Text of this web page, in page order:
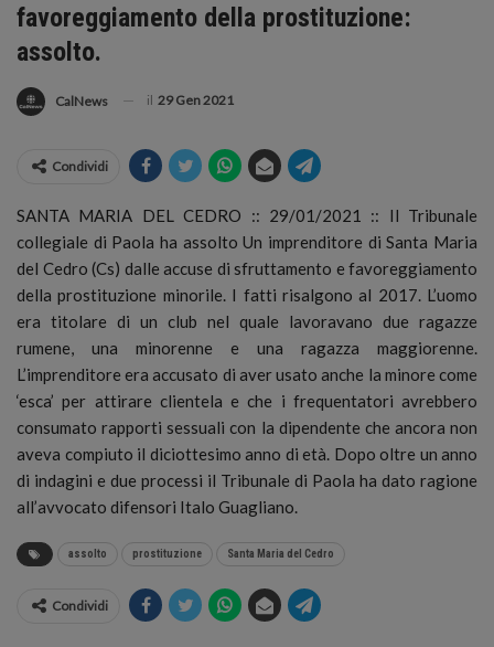
favoreggiamento della prostituzione:
assolto.
CalNews il 29 Gen 2021
Condividi
SANTA MARIA DEL CEDRO :: 29/01/2021 :: Il Tribunale
collegiale di Paola ha assolto Un imprenditore di Santa Maria
del Cedro (Cs) dalle accuse di sfruttamento e favoreggiamento
della prostituzione minorile. I fatti risalgono al 2017.L’uomo
era titolare di un club nel quale lavoravano due ragazze
rumene, una minorenne e una ragazza maggiorenne.
L’imprenditore era accusato di aver usato anche la minore come
‘esca’ per attirare clientela e che i frequentatori avrebbero
consumato rapporti sessuali con la dipendente che ancora non
aveva compiuto il diciottesimo anno di età. Dopo oltre un anno
di indagini e due processi il Tribunale di Paola ha dato ragione
all’avvocato difensori Italo Guagliano.
assolto prostituzione Santa Maria del Cedro
Condividi